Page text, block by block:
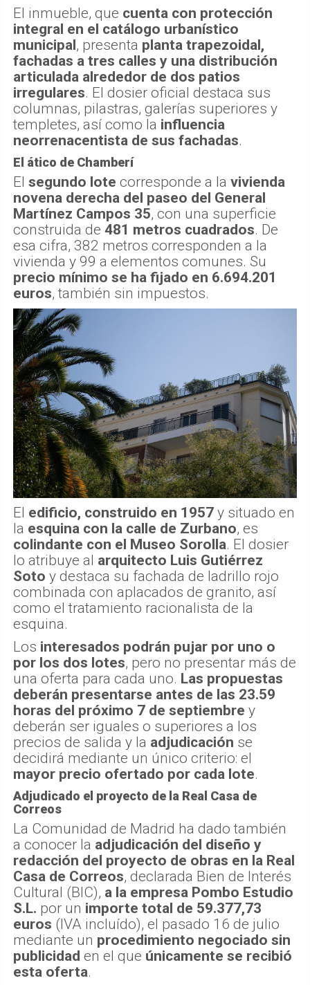
El inmueble, que cuenta con protección
integral en el catálogo urbanístico
municipal , presenta planta trapezoidal,
fachadas a tres calles y una distribución
articulada alrededor de dos patios
irregulares. El dosier oficial destaca sus
columnas, pilastras, galerías superiores y
templetes, así como la influencia
neorrenacentista de sus fachadas.
El ático de Chamberí
El segundo lote corresponde a la vivienda
novena derecha del paseo del General
Martínez Campos 35, con una superficie
construida de 481 metros cuadrados. De
esa cifra, 382 metros corresponden a la
vivienda y 99 a elementos comunes. Su
precio mínimo se ha fijado en 6.694.201
euros, también sin impuestos.
El edificio, construido en 1957 y situado en
la esquina con la calle de Zurbano, es
colindante con el Museo Sorolla. El dosier
lo atribuye al arquitecto Luis Gutiérrez
Soto y destaca su fachada de ladrillo rojo
combinada con aplacados de granito, así
como el tratamiento racionalista de la
esquina.
Los interesados podrán pujar por uno o
por los dos lotes, pero no presentar más de
una oferta para cada uno. Las propuestas
deberán presentarse antes de las 23.59
horas del próximo 7 de septiembre y
deberán ser iguales o superiores a los
precios de salida y la adjudicación se
decidirá mediante un único criterio: el
mayor precio ofertado por cada lote.
Adjudicado el proyecto de la Real Casa de
Correos
La Comunidad de Madrid ha dado también
a conocer la adjudicación del diseño y
redacción del proyecto de obras en la Real
Casa de Correos, declarada Bien de Interés
Cultural (BIC), a la empresa Pombo Estudio
S.L. por un importe total de 59.377,73
euros (IVA incluído), el pasado 16 de julio
mediante un procedimiento negociado sin
publicidad en el que únicamente se recibió
esta oferta.